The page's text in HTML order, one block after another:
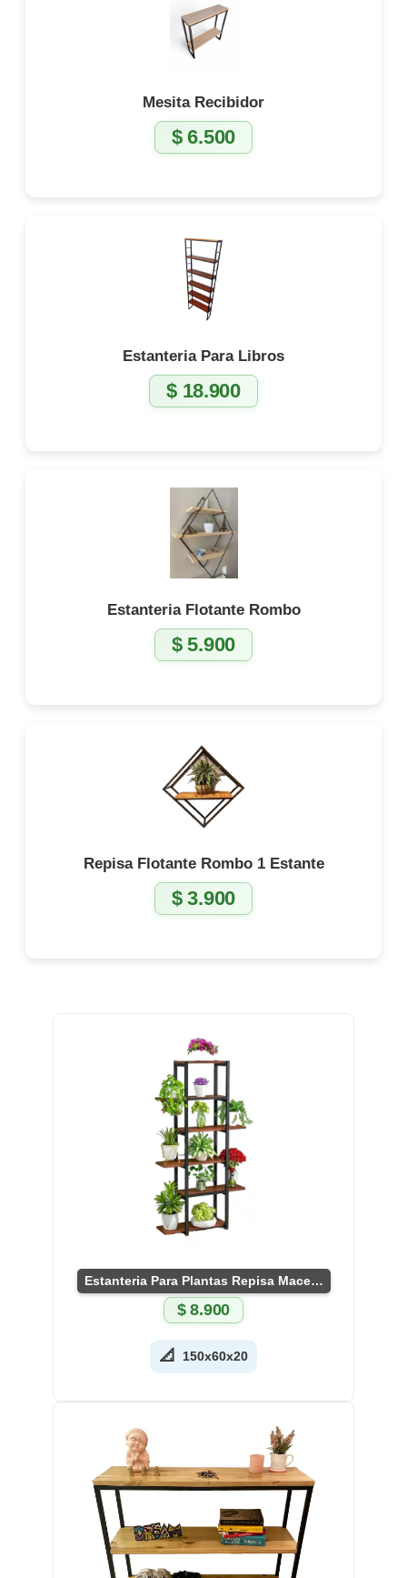
Mesita Recibidor
$6.500
Estanteria Para Libros
$18.900
Estanteria Flotante Rombo
$5.900
Repisa Flotante Rombo 1 Estante
$3.900
Estanteria Para Plantas Repisa Macetero
$8.900
📐 150x60x20